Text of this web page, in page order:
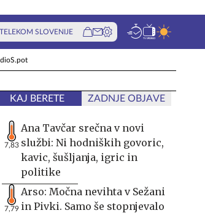
TELEKOM SLOVENIJE
KAJ BERETE ZADNJE OBJAVE
7,83
Ana Tavčar srečna v novi
službi: Ni hodniških govoric,
kavic, šušljanja, igric in
politike
7,79
Arso: Močna nevihta v Sežani
in Pivki. Samo še stopnjevalo